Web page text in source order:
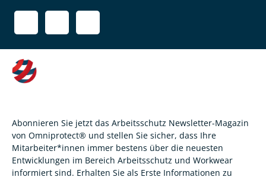
Abonnieren Sie jetzt das Arbeitsschutz Newsletter-Magazin
von Omniprotect® und stellen Sie sicher, dass Ihre
Mitarbeiter*innen immer bestens über die neuesten
Entwicklungen im Bereich Arbeitsschutz und Workwear
informiert sind. Erhalten Sie als Erste Informationen zu